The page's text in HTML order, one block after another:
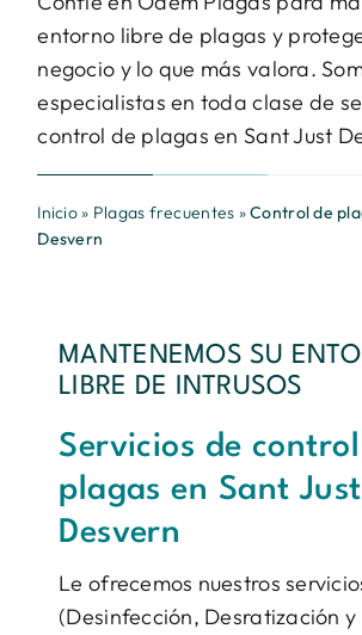
entorno libre de plagas y
negocio y lo que más valora.
especialistas en toda clase de
control de plagas en Sant Just
Inicio» Plagas frecuentes »Control de
Desvern
MANTENEMOS SU
LIBRE DE INTRUSOS
Servicios de
plagas en Sant Just
Desvern
Le ofrecemos nuestros
(Desinfección, Desratización y